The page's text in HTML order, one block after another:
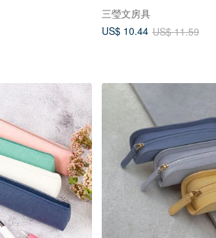
三瑩文房具
US$ 10.44 US$ 11.59